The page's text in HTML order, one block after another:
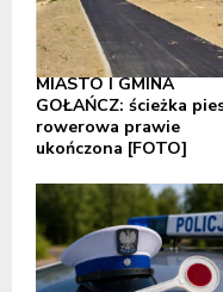
MIASTO I GMINA
GOŁAŃCZ: ścieżka
rowerowa prawie
ukończona [FOTO]